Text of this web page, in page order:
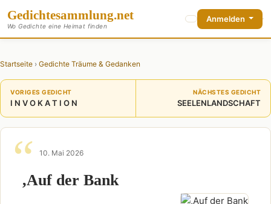
Gedichtesammlung.net
Wo Gedichte eine Heimat finden
Anmelden
Startseite › Gedichte Träume & Gedanken
VORIGES GEDICHT
I N V O K A T I O N
NÄCHSTES GEDICHT
SEELENLANDSCHAFT
10. Mai 2026
,Auf der Bank